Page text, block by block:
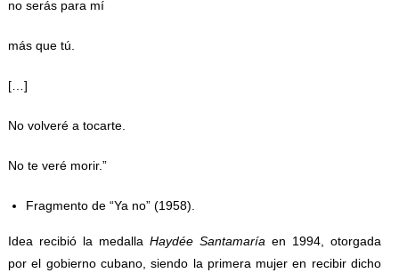
no serás para mí
más que tú.
[…]
No volveré a tocarte.
No te veré morir.”
Fragmento de “Ya no” (1958).
Idea recibió la medalla Haydée Santamaría en 1994, otorgada
por el gobierno cubano, siendo la primera mujer en recibir dicho